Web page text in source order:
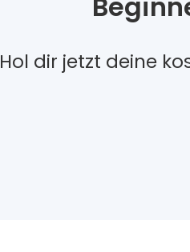
Hol dir jetzt deine